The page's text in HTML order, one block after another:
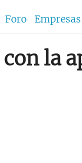
Foro Empresas
la